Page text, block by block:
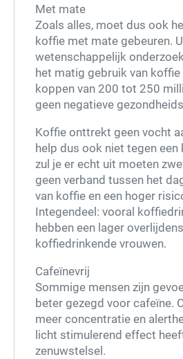
Met mate
Zoals alles, moet dus ook
koffie met mate gebeuren.
wetenschappelijk
het matig gebruik van
koppen van 200 tot 250
geen negatieve
Koffie onttrekt geen vocht
help dus ook niet tegen een
zul je er echt uit moeten
geen verband tussen het
van koffie en een hoger
Integendeel: vooral
hebben een lager
koffiedrinkende vrouwen.
Cafeïnevrij
Sommige mensen zijn
beter gezegd voor cafeïne.
meer concentratie en
licht stimulerend effect
zenuwstelsel.